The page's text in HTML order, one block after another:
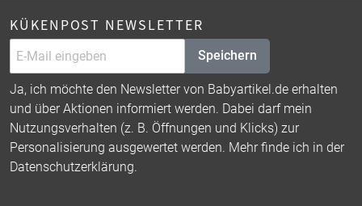
KÜKENPOST NEWSLETTER
Speichern
Ja, ich möchte den Newsletter von Babyartikel.de erhalten
und über Aktionen informiert werden. Dabei darf mein
Nutzungsverhalten (z. B. Öffnungen und Klicks) zur
Personalisierung ausgewertet werden. Mehr finde ich in der
Datenschutzerklärung.